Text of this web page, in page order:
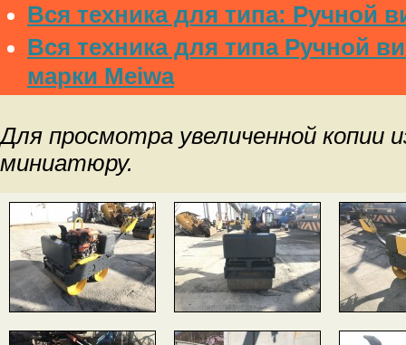
Вся техника для типа: Ручной
Вся техника для типа Ручной
марки Meiwa
Для просмотра увеличенной копии
миниатюру.